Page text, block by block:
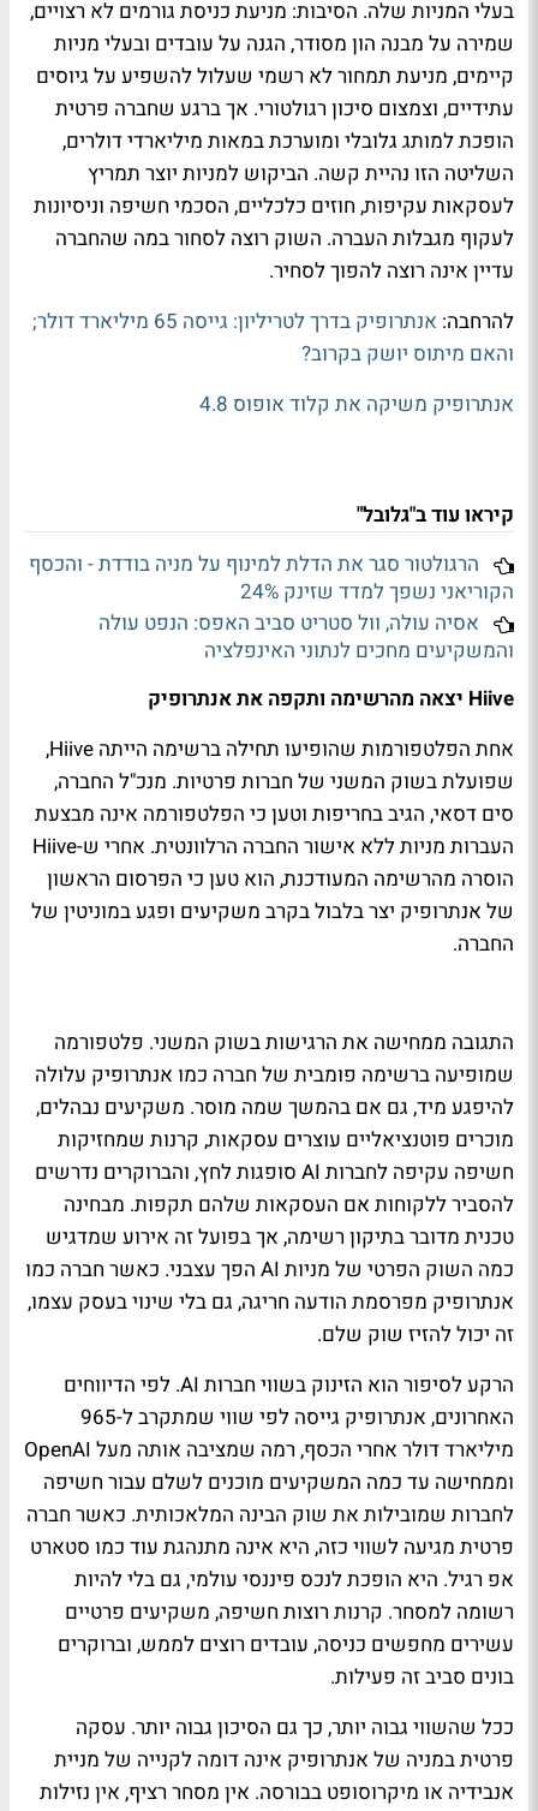
בעלי המניות שלה. הסיבות: מניעת כניסת גורמים לא רצויים,
שמירה על מבנה הון מסודר, הגנה על עובדים ובעלי מניות
קיימים, מניעת תמחור לא רשמי שעלול להשפיע על גיוסים
עתידיים, וצמצום סיכון רגולטורי. אך ברגע שחברה פרטית
הופכת למותג גלובלי ומוערכת במאות מיליארדי דולרים,
השליטה הזו נהיית קשה. הביקוש למניות יוצר תמריץ
לעסקאות עקיפות, חוזים כלכליים, הסכמי חשיפה וניסיונות
לעקוף מגבלות העברה. השוק רוצה לסחור במה שהחברה
עדיין אינה רוצה להפוך לסחיר.
להרחבה:
אנתרופיק בדרך לטריליון: גייסה 65 מיליארד דולר;
והאם מיתוס יושק בקרוב?
אנתרופיק משיקה את קלוד אופוס 4.8
קיראו עוד ב"גלובל"
הרגולטור סגר את הדלת למינוף על מניה בודדת - והכסף
הקוריאני נשפך למדד שזינק 24%
אסיה עולה, וול סטריט סביב האפס: הנפט עולה
והמשקיעים מחכים לנתוני האינפלציה
Hiive יצאה מהרשימה ותקפה את אנתרופיק
אחת הפלטפורמות שהופיעו תחילה ברשימה הייתה Hiive,
שפועלת בשוק המשני של חברות פרטיות. מנכ"ל החברה,
סים דסאי, הגיב בחריפות וטען כי הפלטפורמה אינה מבצעת
העברות מניות ללא אישור החברה הרלוונטית. אחרי ש-Hiive
הוסרה מהרשימה המעודכנת, הוא טען כי הפרסום הראשון
של אנתרופיק יצר בלבול בקרב משקיעים ופגע במוניטין של
החברה.
התגובה ממחישה את הרגישות בשוק המשני. פלטפורמה
שמופיעה ברשימה פומבית של חברה כמו אנתרופיק עלולה
להיפגע מיד, גם אם בהמשך שמה מוסר. משקיעים נבהלים,
מוכרים פוטנציאליים עוצרים עסקאות, קרנות שמחזיקות
חשיפה עקיפה לחברות AI סופגות לחץ, והברוקרים נדרשים
להסביר ללקוחות אם העסקאות שלהם תקפות. מבחינה
טכנית מדובר בתיקון רשימה, אך בפועל זה אירוע שמדגיש
כמה השוק הפרטי של מניות AI הפך עצבני. כאשר חברה כמו
אנתרופיק מפרסמת הודעה חריגה, גם בלי שינוי בעסק עצמו,
זה יכול להזיז שוק שלם.
הרקע לסיפור הוא הזינוק בשווי חברות AI. לפי הדיווחים
האחרונים, אנתרופיק גייסה לפי שווי שמתקרב ל-965
מיליארד דולר אחרי הכסף, רמה שמציבה אותה מעל OpenAI
וממחישה עד כמה המשקיעים מוכנים לשלם עבור חשיפה
לחברות שמובילות את שוק הבינה המלאכותית. כאשר חברה
פרטית מגיעה לשווי כזה, היא אינה מתנהגת עוד כמו סטארט
אפ רגיל. היא הופכת לנכס פיננסי עולמי, גם בלי להיות
רשומה למסחר. קרנות רוצות חשיפה, משקיעים פרטיים
עשירים מחפשים כניסה, עובדים רוצים לממש, וברוקרים
בונים סביב זה פעילות.
ככל שהשווי גבוה יותר, כך גם הסיכון גבוה יותר. עסקה
פרטית במניה של אנתרופיק אינה דומה לקנייה של מניית
אנבידיה או מיקרוסופט בבורסה. אין מסחר רציף, אין נזילות